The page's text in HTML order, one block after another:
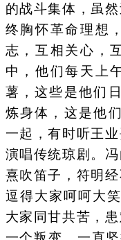
的战斗集体，虽
终胸怀革命理想
志，互相关心，
中，他们每天上
薯，这些是他们
炼身体，这是他
一起，有时听王
演唱传统琼剧。
熹吹笛子，符明
逗得大家呵呵大
大家同甘共苦，